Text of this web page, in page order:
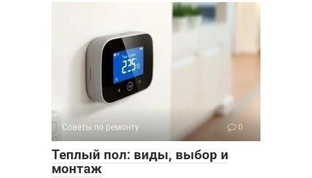
Советы по ремонту 0
Теплый пол: виды, выбор и
монтаж